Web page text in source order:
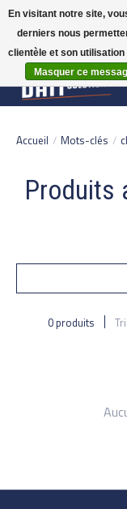
Gratis verzending vanaf 50
verzonden | België vanaf 70
Accueil / Mots-clés /
Produits
0 produits
En visitant notre site,
derniers nous
clientèle et son
Masquer ce